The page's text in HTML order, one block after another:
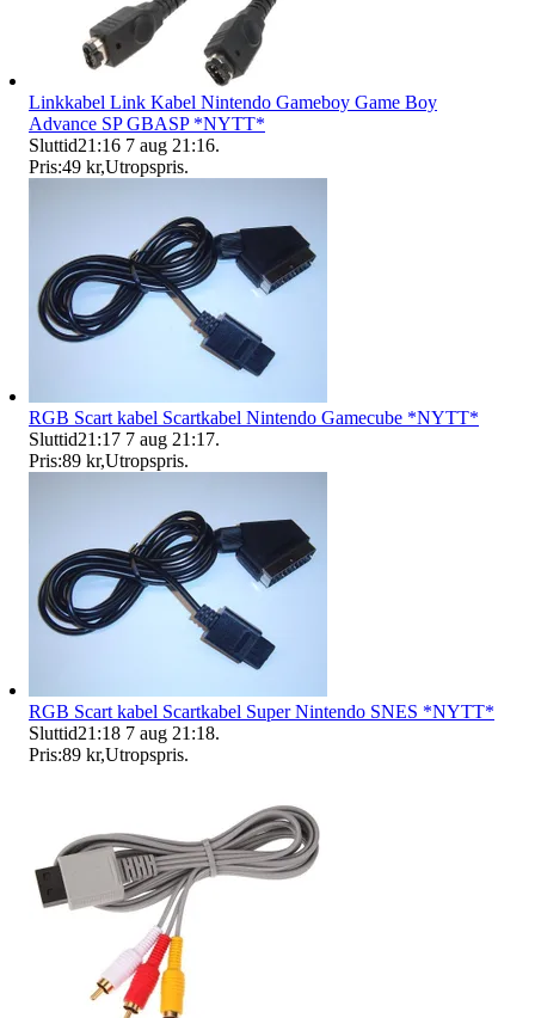
Linkkabel Link Kabel Nintendo Gameboy Game Boy
Advance SP GBASP *NYTT*
Sluttid21:16 7 aug 21:16.
Pris:49 kr,Utropspris.
RGB Scart kabel Scartkabel Nintendo Gamecube *NYTT*
Sluttid21:17 7 aug 21:17.
Pris:89 kr,Utropspris.
RGB Scart kabel Scartkabel Super Nintendo SNES *NYTT*
Sluttid21:18 7 aug 21:18.
Pris:89 kr,Utropspris.